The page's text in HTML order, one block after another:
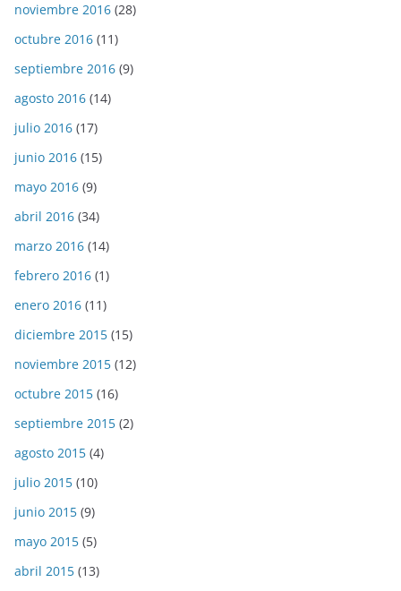
noviembre 2016 (28)
octubre 2016 (11)
septiembre 2016 (9)
agosto 2016 (14)
julio 2016 (17)
junio 2016 (15)
mayo 2016 (9)
abril 2016 (34)
marzo 2016 (14)
febrero 2016 (1)
enero 2016 (11)
diciembre 2015 (15)
noviembre 2015 (12)
octubre 2015 (16)
septiembre 2015 (2)
agosto 2015 (4)
julio 2015 (10)
junio 2015 (9)
mayo 2015 (5)
abril 2015 (13)